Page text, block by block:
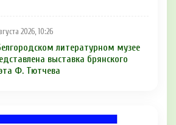
2026, 10:26
литературном музее
выставка брянского
Ф. Тютчева